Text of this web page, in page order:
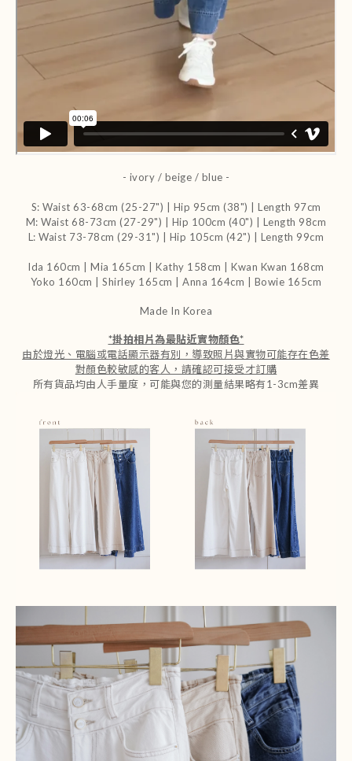
- ivory / beige / blue -
S: Waist 63-68cm (25-27") | Hip 95cm (38") | Length 97cm
M: Waist 68-73cm (27-29") | Hip 100cm (40") | Length 98cm
L: Waist 73-78cm (29-31") | Hip 105cm (42") | Length 99cm
Ida 160cm | Mia 165cm | Kathy 158cm |Kwan Kwan 168cm
Yoko 160cm | Shirley 165cm
| Anna 164cm | Bowie 165cm
Made In Korea
*掛拍相片為最貼近實物顏色*
由於燈光、電腦或電話顯示器有別，導致照片與實物可能存在色差
對顏色較敏感的客人，請確認可接受才訂購
所有貨品均由人手量度，可能與您的測量結果略有1-3cm差異